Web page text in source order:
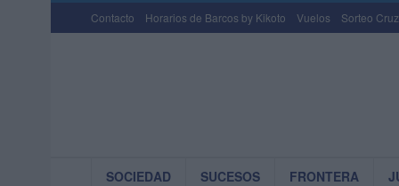
Contacto Horarios de Barcos by Kikoto Vuelos Sorteo
SOCIEDAD SUCESOS FRONTERA